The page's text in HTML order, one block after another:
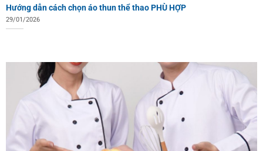
Hướng dẫn cách chọn áo thun thể thao PHÙ HỢP
29/01/2026